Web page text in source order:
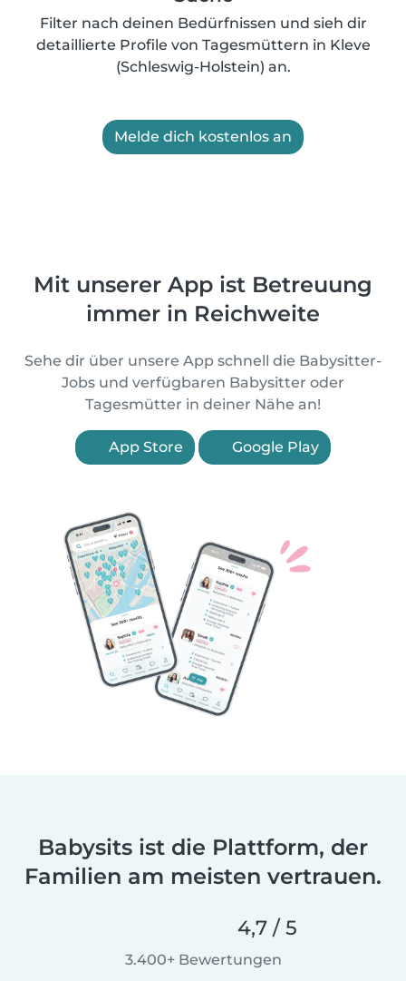
Filter nach deinen Bedürfnissen und sieh dir
detaillierte Profile von Tagesmüttern in Kleve
(Schleswig-Holstein) an.
Melde dich kostenlos an
Mit unserer App ist Betreuung
immer in Reichweite
Sehe dir über unsere App schnell die Babysitter-
Jobs und verfügbaren Babysitter oder
Tagesmütter in deiner Nähe an!
App Store Google Play
Babysits ist die Plattform, der
Familien am meisten vertrauen.
4,7 / 5
3.400+ Bewertungen